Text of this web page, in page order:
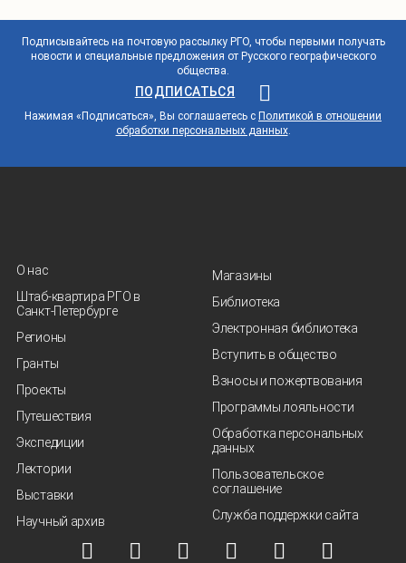
Подписывайтесь на почтовую рассылку РГО, чтобы первыми получать
новости и специальные предложения от Русского географического
общества.
ПОДПИСАТЬСЯ
Нажимая «Подписаться», Вы соглашаетесь с Политикой в отношении
обработки персональных данных.
О нас
Штаб-квартира РГО в
Санкт‑Петербурге
Регионы
Гранты
Проекты
Путешествия
Экспедиции
Лектории
Выставки
Научный архив
Магазины
Библиотека
Электронная библиотека
Вступить в общество
Взносы и пожертвования
Программы лояльности
Обработка персональных
данных
Пользовательское
соглашение
Служба поддержки сайта